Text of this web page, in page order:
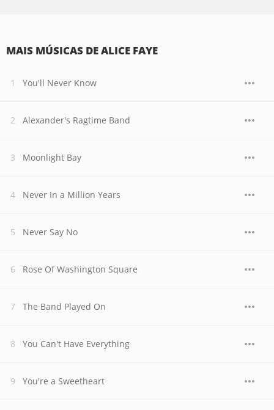
MAIS MÚSICAS DE ALICE FAYE
You'll Never Know
Alexander's Ragtime Band
Moonlight Bay
Never In a Million Years
Never Say No
Rose Of Washington Square
The Band Played On
You Can't Have Everything
You're a Sweetheart